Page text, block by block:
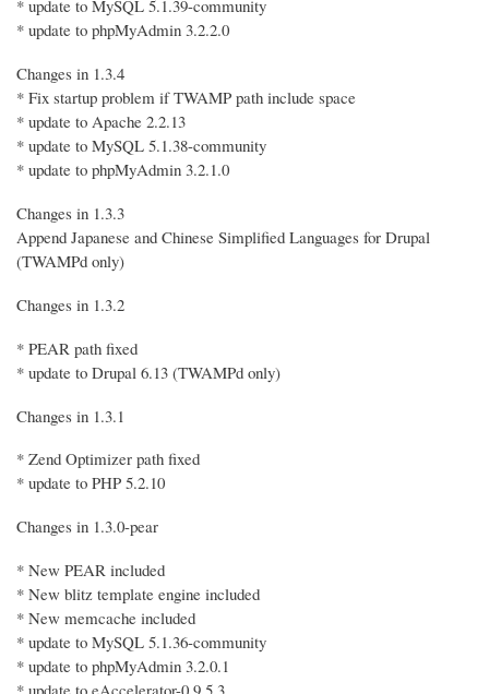
* update to MySQL 5.1.39-community
* update to phpMyAdmin 3.2.2.0
Changes in 1.3.4
* Fix startup problem if TWAMP path include space
* update to Apache 2.2.13
* update to MySQL 5.1.38-community
* update to phpMyAdmin 3.2.1.0
Changes in 1.3.3
Append Japanese and Chinese Simplified Languages for Drupal
(TWAMPd only)
Changes in 1.3.2
* PEAR path fixed
* update to Drupal 6.13 (TWAMPd only)
Changes in 1.3.1
* Zend Optimizer path fixed
* update to PHP 5.2.10
Changes in 1.3.0-pear
* New PEAR included
* New blitz template engine included
* New memcache included
* update to MySQL 5.1.36-community
* update to phpMyAdmin 3.2.0.1